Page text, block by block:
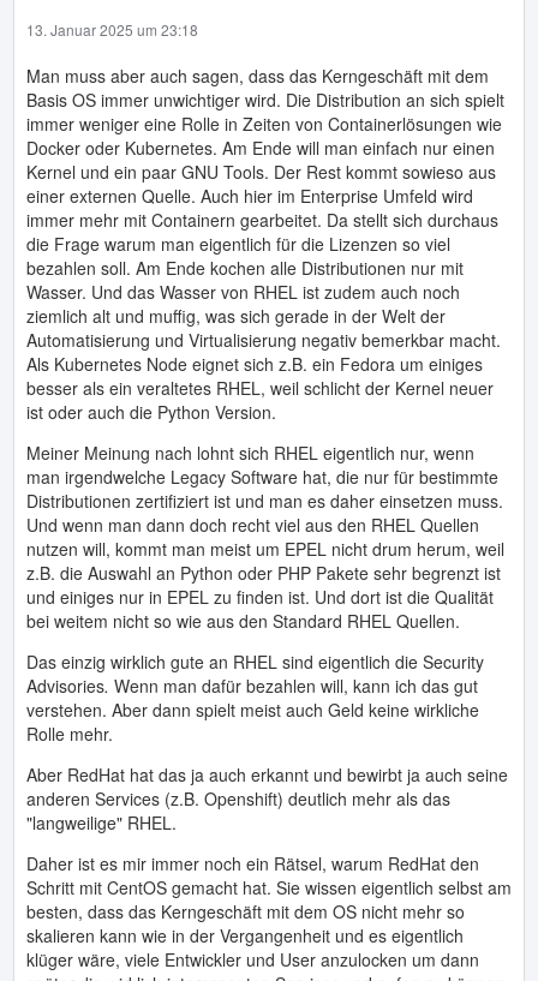
13. Januar 2025 um 23:18
Man muss aber auch sagen, dass das Kerngeschäft mit dem
Basis OS immer unwichtiger wird. Die Distribution an sich spielt
immer weniger eine Rolle in Zeiten von Containerlösungen wie
Docker oder Kubernetes. Am Ende will man einfach nur einen
Kernel und ein paar GNU Tools. Der Rest kommt sowieso aus
einer externen Quelle. Auch hier im Enterprise Umfeld wird
immer mehr mit Containern gearbeitet. Da stellt sich durchaus
die Frage warum man eigentlich für die Lizenzen so viel
bezahlen soll. Am Ende kochen alle Distributionen nur mit
Wasser. Und das Wasser von RHEL ist zudem auch noch
ziemlich alt und muffig, was sich gerade in der Welt der
Automatisierung und Virtualisierung negativ bemerkbar macht.
Als Kubernetes Node eignet sich z.B. ein Fedora um einiges
besser als ein veraltetes RHEL, weil schlicht der Kernel neuer
ist oder auch die Python Version.
Meiner Meinung nach lohnt sich RHEL eigentlich nur, wenn
man irgendwelche Legacy Software hat, die nur für bestimmte
Distributionen zertifiziert ist und man es daher einsetzen muss.
Und wenn man dann doch recht viel aus den RHEL Quellen
nutzen will, kommt man meist um EPEL nicht drum herum, weil
z.B. die Auswahl an Python oder PHP Pakete sehr begrenzt ist
und einiges nur in EPEL zu finden ist. Und dort ist die Qualität
bei weitem nicht so wie aus den Standard RHEL Quellen.
Das einzig wirklich gute an RHEL sind eigentlich die Security
Advisories. Wenn man dafür bezahlen will, kann ich das gut
verstehen. Aber dann spielt meist auch Geld keine wirkliche
Rolle mehr.
Aber RedHat hat das ja auch erkannt und bewirbt ja auch seine
anderen Services (z.B. Openshift) deutlich mehr als das
"langweilige" RHEL.
Daher ist es mir immer noch ein Rätsel, warum RedHat den
Schritt mit CentOS gemacht hat. Sie wissen eigentlich selbst am
besten, dass das Kerngeschäft mit dem OS nicht mehr so
skalieren kann wie in der Vergangenheit und es eigentlich
klüger wäre, viele Entwickler und User anzulocken um dann